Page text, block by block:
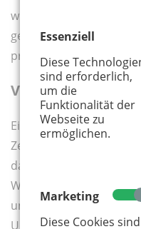
Essenziell
Diese
sind erforderlich,
um die
Funktionalität der
Webseite zu
ermöglichen.
Marketing
Diese Cookies sind
weniger Menschen als
getroffen werden,
pro Jahr im
Vorbereitung fürs
Eine gute Basis ist,
Zeitlimit zu starten. Wie
das große Abenteuer
Weg das Ziel sein.
und es braucht keine
Uhrzeit. Eine alte